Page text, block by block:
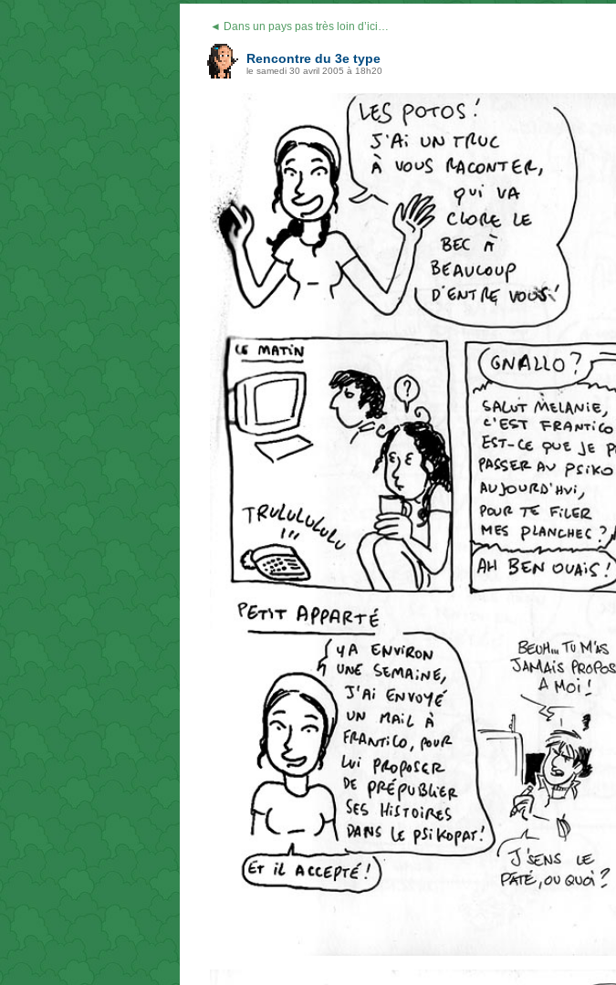
◄ Dans un pays pas très loin d’ici…
Rencontre du 3e type
le samedi 30 avril 2005 à 18h20